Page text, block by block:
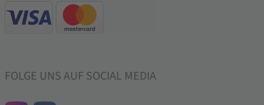
FOLGE UNS AUF SOCIAL MEDIA